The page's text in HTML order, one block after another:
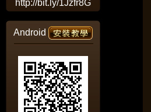
http://bit.ly/1Jzfr8G
Android